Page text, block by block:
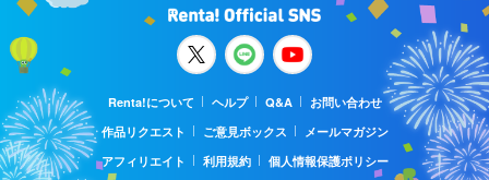
Renta!について ヘルプ Q&A
お問い合わせ
作品リクエスト
ご意見ボックス
メールマガジン
アフィリエイト
利用規約
個人情報保護ポリシー